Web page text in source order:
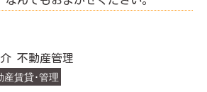
介 不動産管理